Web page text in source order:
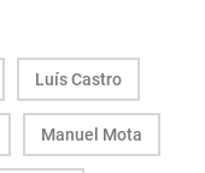
Luís Castro
Manuel Mota